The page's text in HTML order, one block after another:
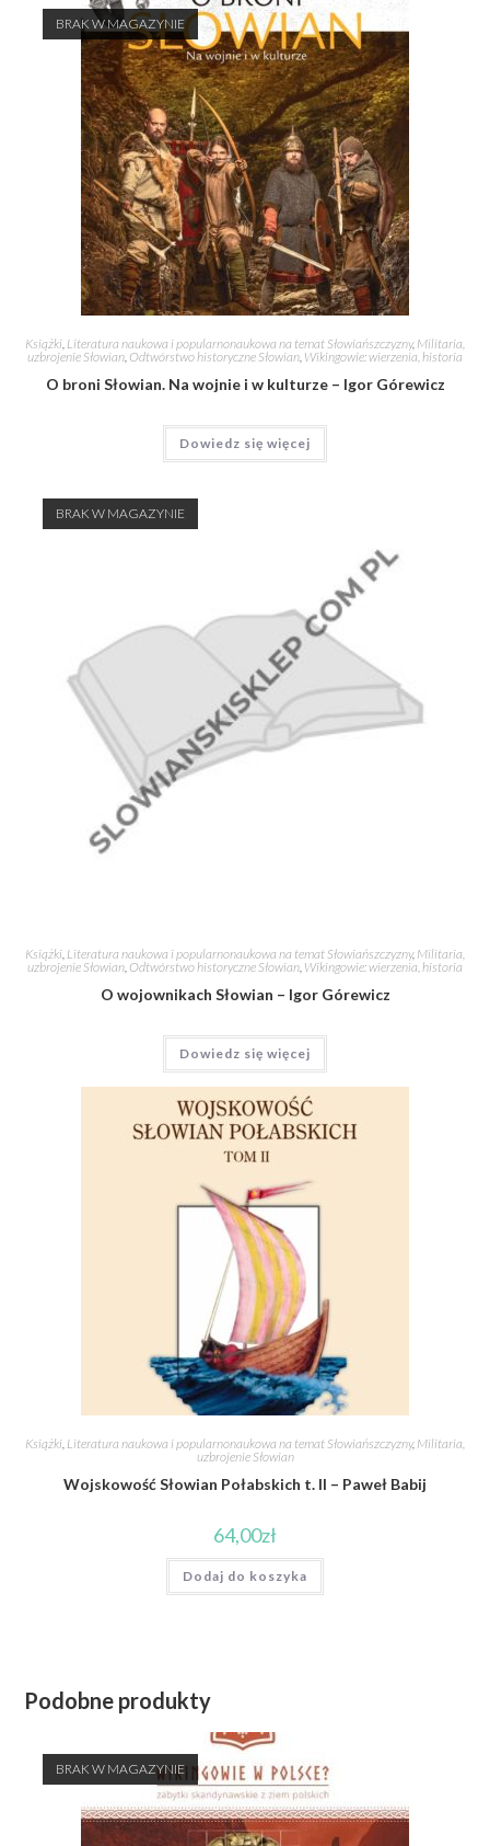
BRAK W MAGAZYNIE
Książki, Literatura naukowa i popularnonaukowa na temat Słowiańszczyzny, Militaria,
uzbrojenie Słowian, Odtwórstwo historyczne Słowian, Wikingowie: wierzenia, historia
O broni Słowian. Na wojnie i w kulturze – Igor Górewicz
Dowiedz się więcej
BRAK W MAGAZYNIE
Książki, Literatura naukowa i popularnonaukowa na temat Słowiańszczyzny, Militaria,
uzbrojenie Słowian, Odtwórstwo historyczne Słowian, Wikingowie: wierzenia, historia
O wojownikach Słowian – Igor Górewicz
Dowiedz się więcej
Książki Literatura naukowa i popularnonaukowa na temat Słowiańszczyzny, Militaria,
uzbrojenie Słowian
Wojskowość Słowian Połabskich t. II – Paweł Babij
64,00zł
Dodaj do koszyka
Podobne produkty
BRAK W MAGAZYNIE